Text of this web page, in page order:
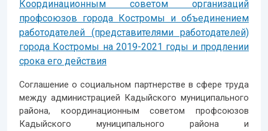
Координационным советом организаций
профсоюзов города Костромы и объединением
работодателей (представителями работодателей)
города Костромы на 2019-2021 годы и продлении
срока его действия
Соглашение о социальном партнерстве в сфере труда
между администрацией Кадыйского муниципального
района, координационным советом профсоюзов
Кадыйского муниципального района и